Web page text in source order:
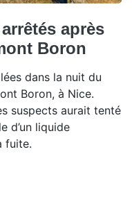
après
Boron
dans la nuit du
Boron, à Nice.
suspects aurait tenté
d’un liquide
fuite.